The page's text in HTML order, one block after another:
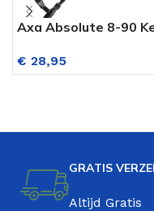
Axa Absolute 8-90
€ 28,95
GRATIS
Altijd Gratis